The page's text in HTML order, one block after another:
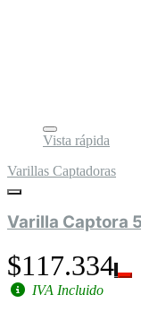
Vista rápida
Varillas Captadoras
Varilla Captora
$117.334
IVA Incluido